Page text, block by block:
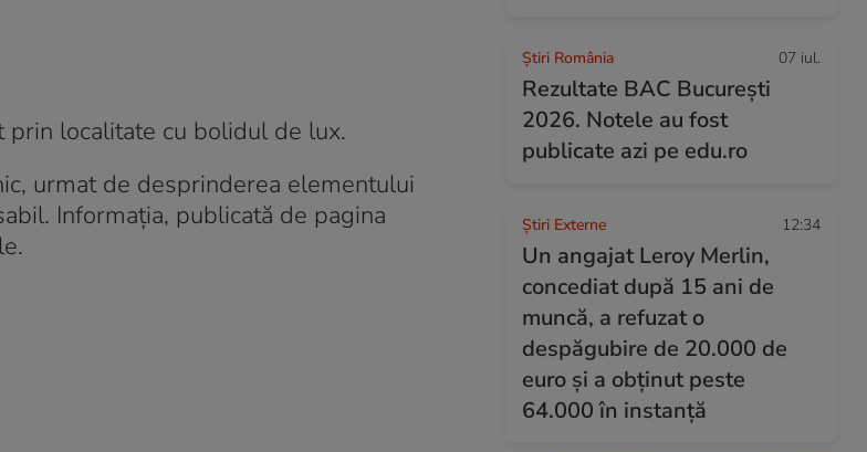
localitate cu bolidul de lux.
urmat de desprinderea elementului
Informația, publicată de pagina
Știri România 07 iul.
Rezultate BAC București
2026. Notele au fost
publicate azi pe edu.ro
Știri Externe 12:34
Un angajat Leroy Merlin,
concediat după 15 ani de
muncă, a refuzat o
despăgubire de 20.000 de
euro și a obținut peste
64.000 în instanță